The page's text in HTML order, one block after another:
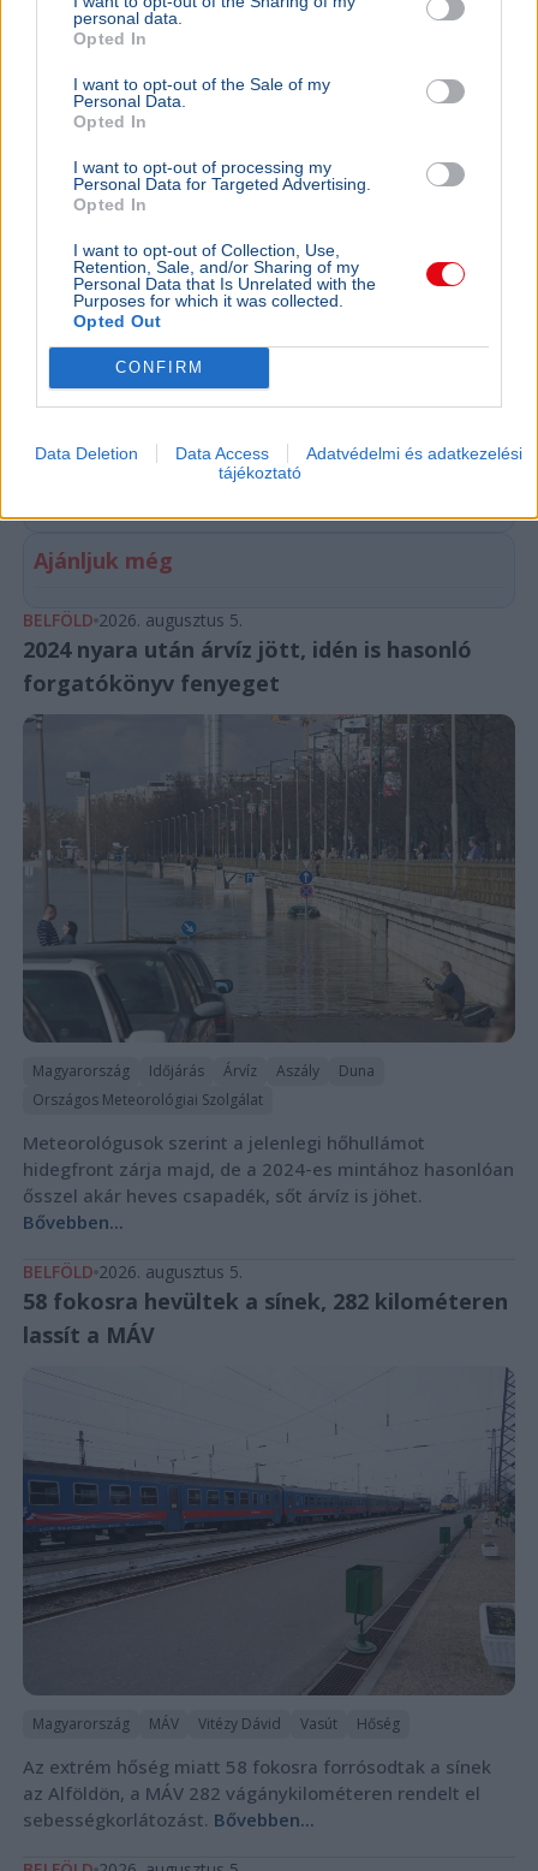
personal data.
Opted In
I want to opt-out of the Sale of my
Personal Data.
Opted In
I want to opt-out of processing my
Personal Data for Targeted Advertising.
Opted In
I want to opt-out of Collection, Use,
Retention, Sale, and/or Sharing of my
Personal Data that Is Unrelated with the
Purposes for which it was collected.
Opted Out
CONFIRM
Data Deletion Data Access
Adatvédelmi és adatkezelési
tájékoztató
Oktatás
BELFÖLD
Évek kritikái után most tényleg átalakul
a magyar érettségi
Lannert Judit oktatási miniszter szerint megújul a
magyar nyelv és irodalom érettségi, a végleges
Lannert
Ajánljuk még
BELFÖLD 2026. augusztus 5.
2024 nyara után árvíz jött, idén is hasonló
forgatókönyv fenyeget
Magyarország Időjárás Árvíz Aszály
Duna
Országos Meteorológiai Szolgálat
Meteorológusok szerint a jelenlegi hőhullámot
hidegfront zárja majd, de a 2024-es mintához hasonlóan
ősszel akár heves csapadék, sőt árvíz is jöhet.
Bővebben...
BELFÖLD 2026. augusztus 5.
58 fokosra hevültek a sínek, 282 kilométeren
lassít a MÁV
Magyarország MÁV Vitézy Dávid Vasút Hőség
Az extrém hőség miatt 58 fokosra forrósodtak a sínek
az Alföldön, a MÁV 282 vágánykilométeren rendelt el
sebességkorlátozást. Bővebben...